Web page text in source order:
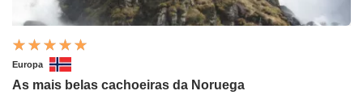
Europa
As mais belas cachoeiras da Noruega